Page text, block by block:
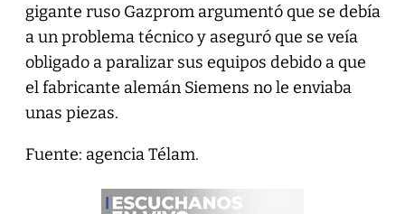
gigante ruso Gazprom argumentó que se debía
a un problema técnico y aseguró que se veía
obligado a paralizar sus equipos debido a que
el fabricante alemán Siemens no le enviaba
unas piezas.
Fuente: agencia Télam.